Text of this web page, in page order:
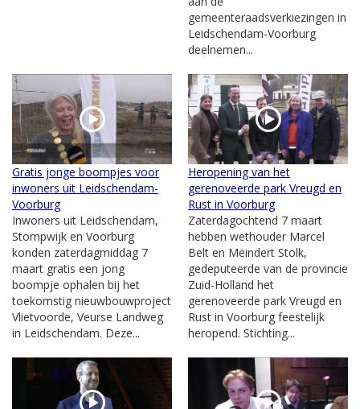
gemeenteraadsverkiezingen in
Leidschendam-Voorburg
deelnemen...
Gratis jonge boompjes voor
inwoners uit Leidschendam-
Voorburg
Inwoners uit Leidschendam,
Stompwijk en Voorburg
konden zaterdagmiddag 7
maart gratis een jong
boompje ophalen bij het
toekomstig nieuwbouwproject
Vlietvoorde, Veurse Landweg
in Leidschendam. Deze...
Heropening van het
gerenoveerde park Vreugd en
Rust in Voorburg
Zaterdagochtend 7 maart
hebben wethouder Marcel
Belt en Meindert Stolk,
gedeputeerde van de provincie
Zuid-Holland het
gerenoveerde park Vreugd en
Rust in Voorburg feestelijk
heropend. Stichting...